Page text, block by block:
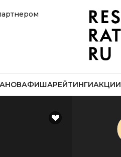
АФИШАРЕЙТИНГИАКЦИИ